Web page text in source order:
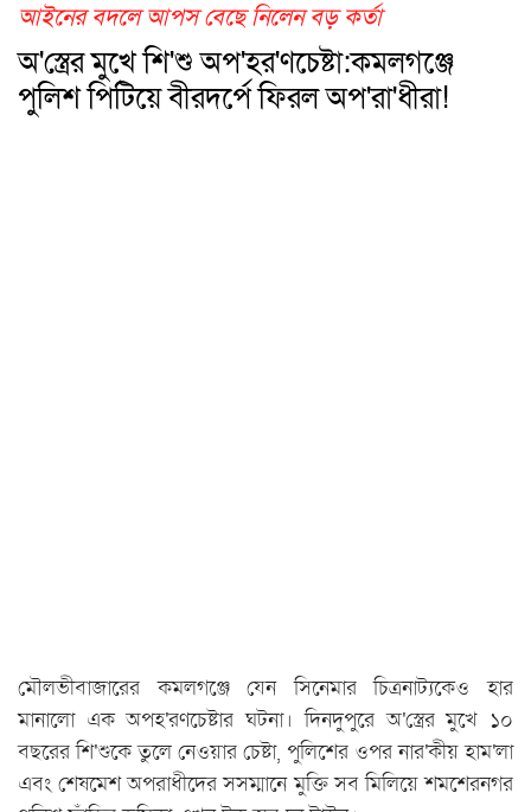
আইনের বদলে আপস বেছে নিলেন বড় কর্তা
অ'স্ত্রের মুখে শি'শু অপ'হর'ণচেষ্টা:কমলগঞ্জে
পুলিশ পিটিয়ে বীরদর্পে ফিরল অপ'রা'ধীরা!
মৌলভীবাজারের কমলগঞ্জে যেন সিনেমার চিত্রনাট্যকেও হার
মানালো এক অপহ'রণচেষ্টার ঘটনা। দিনদুপুরে অ'স্ত্রের মুখে ১০
বছরের শি'শুকে তুলে নেওয়ার চেষ্টা, পুলিশের ওপর নার'কীয় হাম'লা
এবং শেষমেশ অপরাধীদের সসম্মানে মুক্তি সব মিলিয়ে শমশেরনগর